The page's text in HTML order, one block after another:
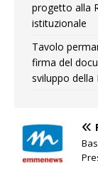
progetto alla
istituzionale
Tavolo
firma del
sviluppo della